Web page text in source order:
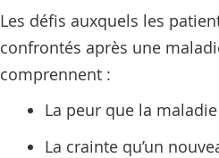
Les défis auxquels les
confrontés après une
comprennent :
La peur que la
La crainte qu’un